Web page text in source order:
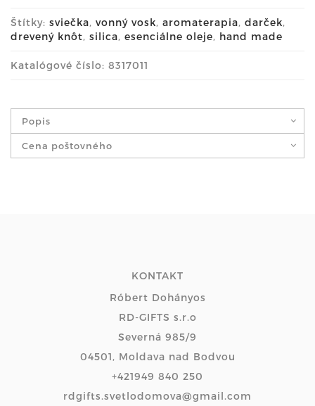
Štítky: sviečka, vonný vosk, aromaterapia, darček,
drevený knôt, silica, esenciálne oleje, hand made
Katalógové číslo: 8317011
Popis
Cena poštovného
KONTAKT
Róbert Dohányos
RD-GIFTS s.r.o
Severná 985/9
04501, Moldava nad Bodvou
+421949 840 250
rdgifts.svetlodomova@gmail.com